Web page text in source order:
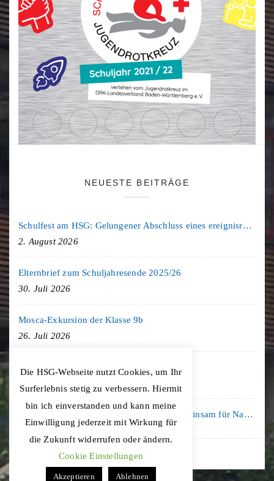
NEUESTE BEITRÄGE
Schulfest am HSG: Gelungener Abschluss eines ereignisreichen Schuljahres
2. August 2026
Elternbrief zum Schuljahresende 2025/26
30. Juli 2026
Mosca-Exkursion der Klasse 9b
26. Juli 2026
Freiburg-Exkursion des Geschichte LK
20. Juli 2026
Kooperation mit der KLIMA ARENA: Gemeinsam für Nachhaltigkeit und Klimaschutz
16. Juli 2026
Die HSG-Webseite nutzt Cookies, um Ihr
Surferlebnis stetig zu verbessern. Hiermit
bin ich einverstanden und kann meine
Einwilligung jederzeit mit Wirkung für
die Zukunft widerrufen oder ändern.
Cookie Einstellungen
Akzeptieren Ablehnen